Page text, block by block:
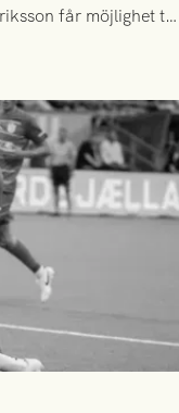
får möjlighet till